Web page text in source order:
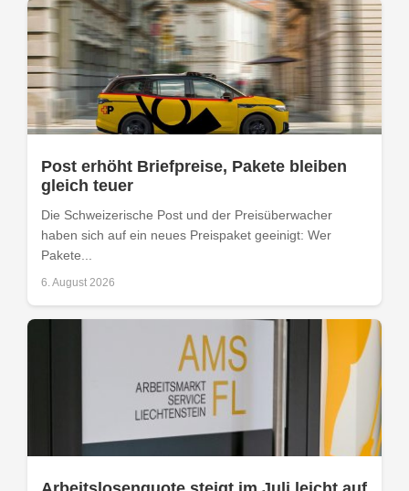
Post erhöht Briefpreise, Pakete bleiben
gleich teuer
Die Schweizerische Post und der Preisüberwacher
haben sich auf ein neues Preispaket geeinigt: Wer
Pakete...
6. August 2026